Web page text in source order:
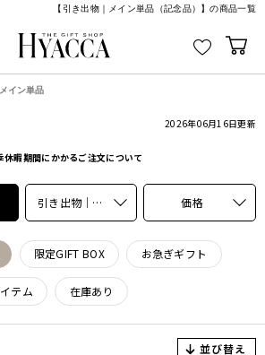
【引き出物｜メイン単品（記念品）】の商品一覧
イン単品
2026年06月16日更新
休暇期間にかかるご注文について
引き出物｜メイン単品 価格
限定GIFT BOX お急ぎギフト
テム 在庫あり
並び替え